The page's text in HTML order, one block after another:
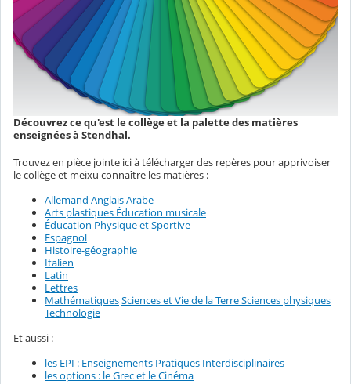
Découvrez ce qu'est le collège et la palette des matières
enseignées à Stendhal.
Trouvez en pièce jointe ici à télécharger des repères pour apprivoiser
le collège et meixu connaître les matières :
Allemand Anglais Arabe
Arts plastiques Éducation musicale
Éducation Physique et Sportive
Espagnol
Histoire-géographie
Italien
Latin
Lettres
MathématiquesSciences et Vie de la Terre Sciences physiques
Technologie
Et aussi :
les EPI : Enseignements Pratiques Interdisciplinaires
les options : le Grec et le Cinéma